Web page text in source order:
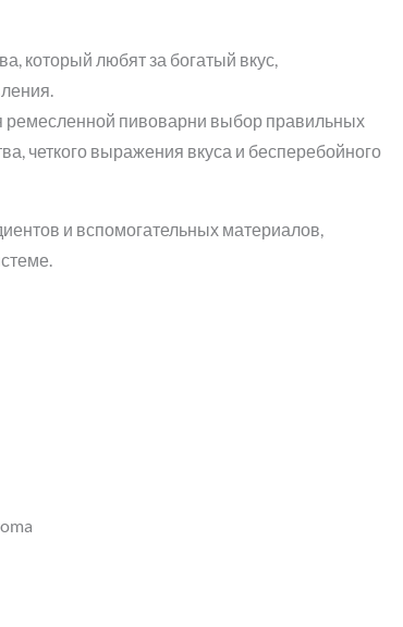
который любят за богатый вкус,
пивоварни выбор правильных
четкого выражения вкуса и бесперебойного
и вспомогательных материалов,